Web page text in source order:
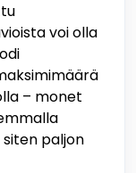
voi olla
– monet
paljon